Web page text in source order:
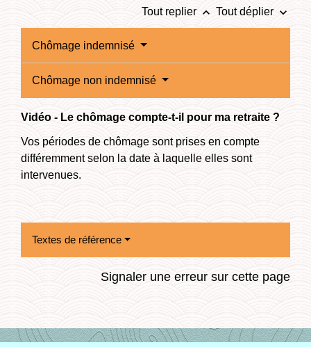
Tout replier keyboard_arrow_up Tout déplier keyboard_arrow_down
Chômage indemnisé
Chômage non indemnisé
Vidéo - Le chômage compte-t-il pour ma retraite ?
Vos périodes de chômage sont prises en compte
différemment selon la date à laquelle elles sont
intervenues.
Textes de référence
Signaler une erreur sur cette page